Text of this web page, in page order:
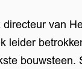
van
leider